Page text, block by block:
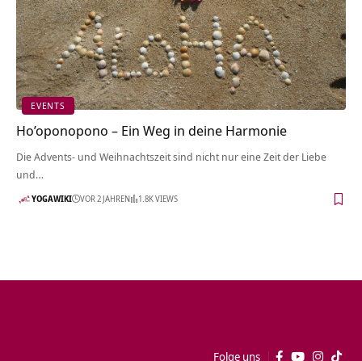
EVENTS
Ho’oponopono – Ein Weg in deine Harmonie
Die Advents- und Weihnachtszeit sind nicht nur eine Zeit der Liebe
und…
YOGAWIKI VOR 2 JAHREN 1.8K VIEWS
Folge uns